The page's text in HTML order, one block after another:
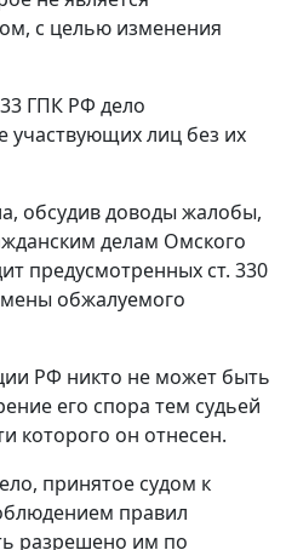
с целью изменения
ГПК РФ дело
участвующих лиц без их
обсудив доводы жалобы,
делам Омского
предусмотренных ст. 330
обжалуемого
РФ никто не может быть
его спора тем судьей
которого он отнесен.
принятое судом к
правил
разрешено им по